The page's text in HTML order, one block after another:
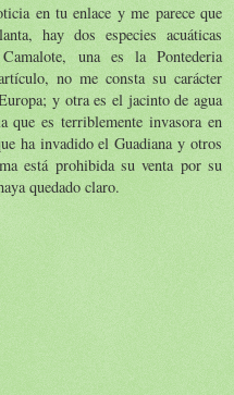
en tu enlace y me parece que
hay dos especies acuáticas
una es la Pontederia
no me consta su carácter
y otra es el jacinto de agua
que es terriblemente invasora en
ha invadido el Guadiana y otros
está prohibida su venta por su
quedado claro.